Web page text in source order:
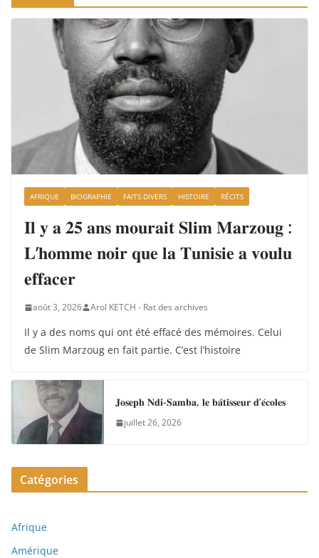
AFRIQUE BIOGRAPHIE FAITS DIVERS HISTOIRE RÉCITS
𝐈𝐥 𝐲 𝐚 𝟐𝟓 𝐚𝐧𝐬 𝐦𝐨𝐮𝐫𝐚𝐢𝐭 𝐒𝐥𝐢𝐦 𝐌𝐚𝐫𝐳𝐨𝐮𝐠 :
𝐋’𝐡𝐨𝐦𝐦𝐞 𝐧𝐨𝐢𝐫 𝐪𝐮𝐞 𝐥𝐚 𝐓𝐮𝐧𝐢𝐬𝐢𝐞 𝐚 𝐯𝐨𝐮𝐥𝐮
𝐞𝐟𝐟𝐚𝐜𝐞𝐫
août 3, 2026 Arol KETCH - Rat des archives
Il y a des noms qui ont été effacé des mémoires. Celui
de Slim Marzoug en fait partie. C’est l’histoire
𝐉𝐨𝐬𝐞𝐩𝐡 𝐍𝐝𝐢-𝐒𝐚𝐦𝐛𝐚, 𝐥𝐞 𝐛𝐚̂𝐭𝐢𝐬𝐬𝐞𝐮𝐫 𝐝’𝐞́𝐜𝐨𝐥𝐞𝐬
juillet 26, 2026
Catégories
Afrique
Amérique